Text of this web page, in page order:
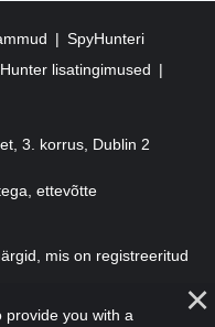
SpyHunteri
lisatingimused
3. korrus, Dublin 2
ettevõtte
mis on registreeritud
Kõik õigused kaitstud.
provide you with a